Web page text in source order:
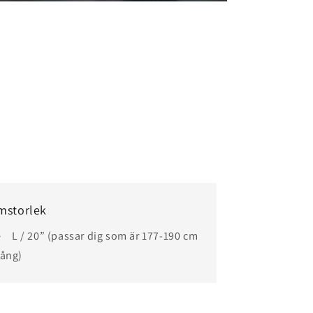
L / 20” (passar dig som är 177-190 cm